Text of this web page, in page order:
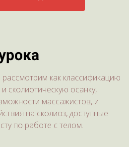
как классификацию
сколиотическую осанку,
массажистов, и
на сколиоз, доступные
по работе с телом.